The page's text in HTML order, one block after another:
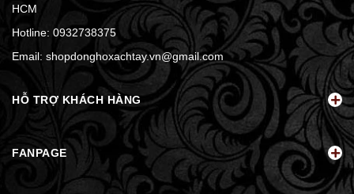
HCM
Hotline: 0932738375
Email: shopdonghoxachtay.vn@gmail.com
HỖ TRỢ KHÁCH HÀNG
FANPAGE